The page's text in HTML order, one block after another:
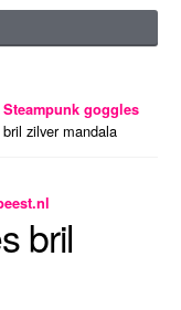
Steampunk goggles
zilver mandala
bril